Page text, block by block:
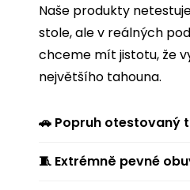
Naše produkty
stole, ale v reálných
chceme mít jistotu, že
největšího tahouna.
🚗 Popruh otestovaný
🧵 Extrémně pevné